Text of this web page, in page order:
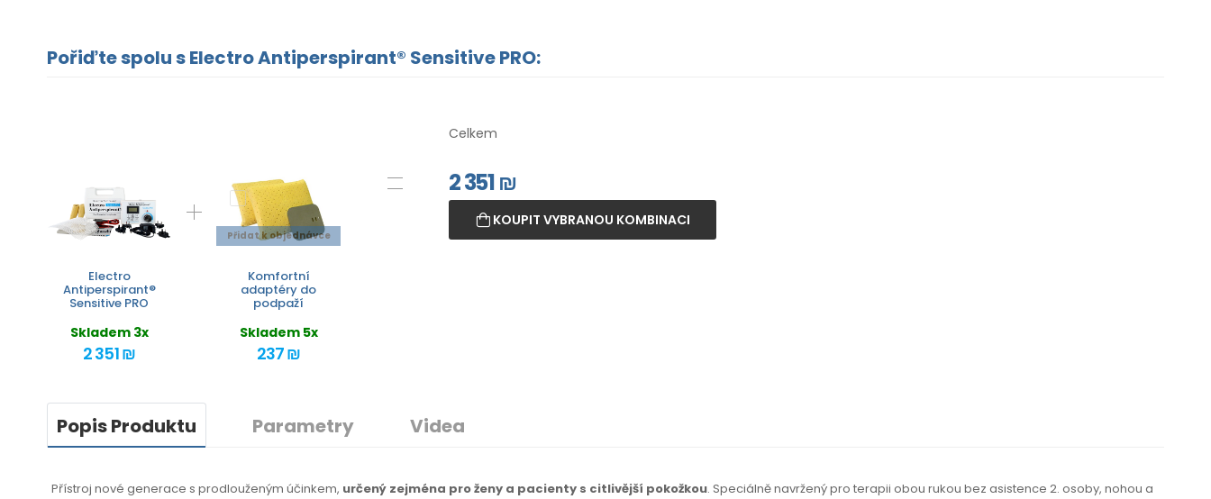
Pořiďte spolu s Electro Antiperspirant® Sensitive PRO:
Electro
Antiperspirant®
Sensitive PRO
Skladem 3x
2 351 ₪
Přidat k objednávce
Komfortní
adaptéry do
podpaží
Skladem 5x
237 ₪
Celkem
2 351₪
KOUPIT VYBRANOU KOMBINACI
Popis Produktu Parametry Videa
Přístroj nové generace s prodlouženým účinkem, určený zejména pro ženy a pacienty s citlivější pokožkou. Speciálně navržený pro terapii obou rukou bez asistence 2. osoby, nohou a